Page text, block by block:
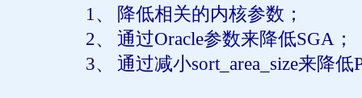
1、
降低相关的内核参数；
2、
通过Oracle参数来降低SGA ；
3、
通过减小sort_area_size来降低